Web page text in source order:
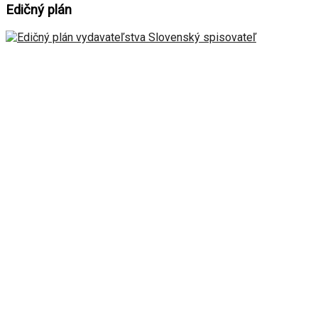
Edičný plán